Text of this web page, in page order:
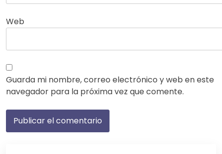
Web
Guarda mi nombre, correo electrónico y web en este
navegador para la próxima vez que comente.